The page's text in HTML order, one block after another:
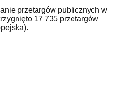
przetargów publicznych w
17 735 przetargów